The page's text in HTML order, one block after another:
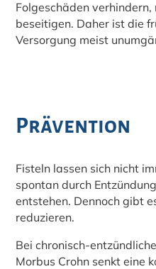
Folgeschäden
beseitigen. Daher ist die
Versorgung meist
Prävention
Fisteln lassen sich nicht
spontan durch
entstehen. Dennoch gibt
reduzieren.
Bei chronisch-
Morbus Crohn senkt eine